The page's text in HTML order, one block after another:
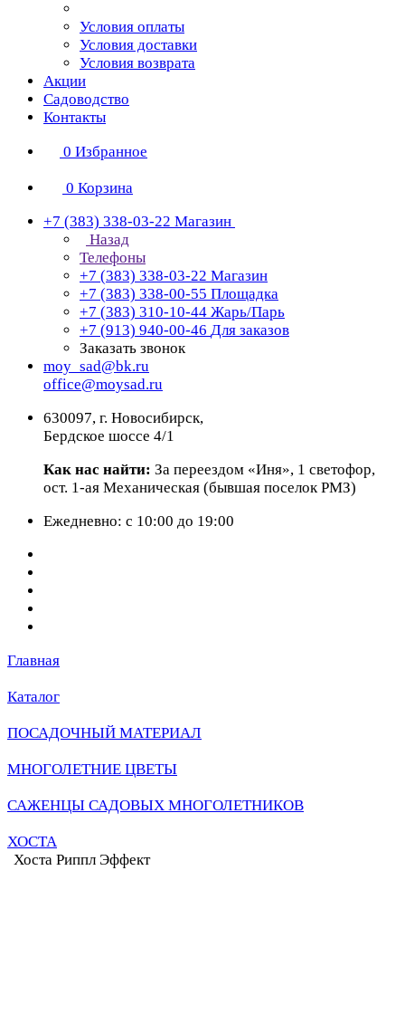
Условия оплаты
Условия доставки
Условия возврата
Акции
Садоводство
Контакты
0 Избранное
0 Корзина
+7 (383) 338-03-22 Магазин
Назад
Телефоны
+7 (383) 338-03-22 Магазин
+7 (383) 338-00-55 Площадка
+7 (383) 310-10-44 Жарь/Парь
+7 (913) 940-00-46 Для заказов
Заказать звонок
moy_sad@bk.ru
office@moysad.ru
630097, г. Новосибирск,
Бердское шоссе 4/1
Как нас найти: За переездом «Иня», 1 светофор,
ост. 1-ая Механическая (бывшая поселок РМЗ)
Ежедневно: с 10:00 до 19:00
Главная
Каталог
ПОСАДОЧНЫЙ МАТЕРИАЛ
МНОГОЛЕТНИЕ ЦВЕТЫ
САЖЕНЦЫ САДОВЫХ МНОГОЛЕТНИКОВ
ХОСТА
Хоста Риппл Эффект